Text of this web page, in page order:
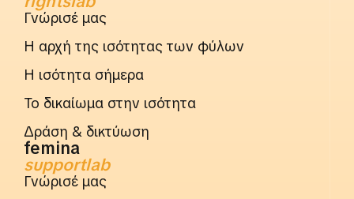
Γνώρισέ μας
Η αρχή της ισότητας των φύλων
Η ισότητα σήμερα
Το δικαίωμα στην ισότητα
Δράση & δικτύωση
femina
supportlab
Γνώρισέ μας